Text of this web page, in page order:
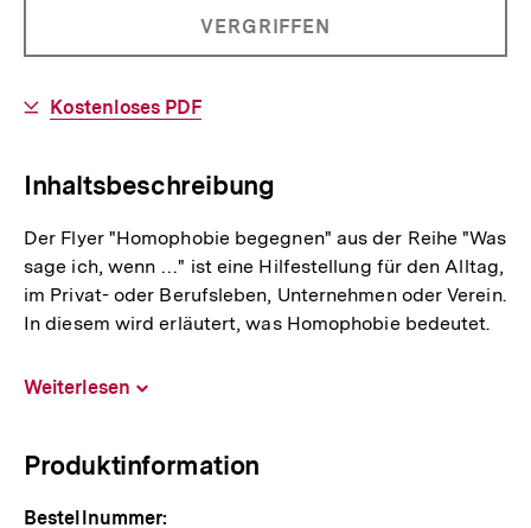
und
Cents
PRODUKT
NICHT
VERGRIFFEN
Download-
Kostenloses PDF
Inhaltsbeschreibung
Der Flyer "Homophobie begegnen" aus der Reihe "Was
sage ich, wenn …" ist eine Hilfestellung für den Alltag,
im Privat- oder Berufsleben, Unternehmen oder Verein.
In diesem wird erläutert, was Homophobie bedeutet.
Weiterlesen
Produktinformation
Bestellnummer: